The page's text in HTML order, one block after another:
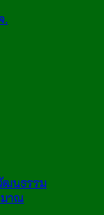
.
ฒนธรรม
มาณ